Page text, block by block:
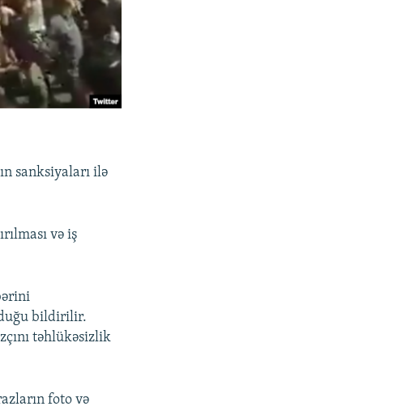
sanksiyaları ilə
və iş
bildirilir.
təhlükəsizlik
foto və